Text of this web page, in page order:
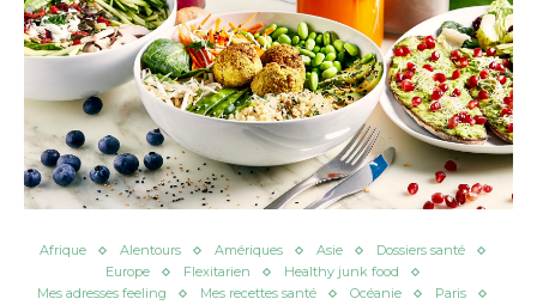
Afrique Alentours Amériques Asie
Dossiers santé
Europe
Flexitarien
Healthy junk food
Mes adresses feeling
Mes recettes santé Océanie
Paris